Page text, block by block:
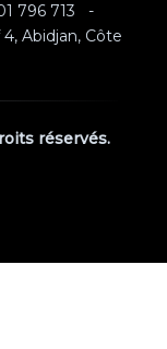
796 713 -
4, Abidjan, Côte
réservés.